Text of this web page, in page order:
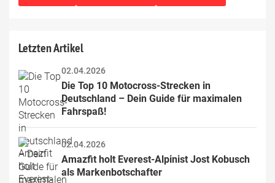
Letzten Artikel
02.04.2026
Die Top 10 Motocross-Strecken in
Deutschland – Dein Guide für maximalen
Fahrspaß!
02.04.2026
Amazfit holt Everest-Alpinist Jost Kobusch
als Markenbotschafter